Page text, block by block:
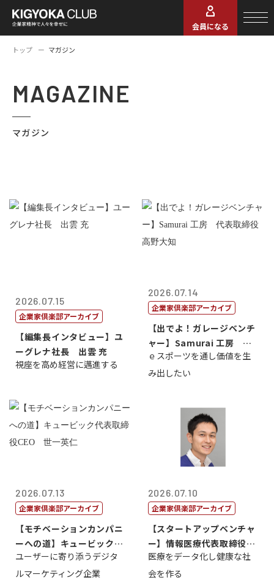
会員になる
トップ マガジン
MAGAZINE
マガジン
2026.07.15
企業家倶楽部アーカイブ
【編集長インタビュー】ユ
ーグレナ社長 出雲 充
視座を高め経営に邁進する
2026.07.14
企業家倶楽部アーカイブ
【出でよ！ガレージベンチ
ャー】Samurai 工房 代
表取締...
ｅスポーツを通し価値を生
み出したい
2026.07.13
企業家倶楽部アーカイブ
【モチベーションカンパニ
ーへの道】キュービック代
表取締役CE...
ユーザーに寄り添うデジタ
ルマーケティング企業
2026.07.10
企業家倶楽部アーカイブ
【スタートアップベンチャ
ー】情報医療代表取締役
原 聖吾
医療をデータ化し健康な社
会を作る